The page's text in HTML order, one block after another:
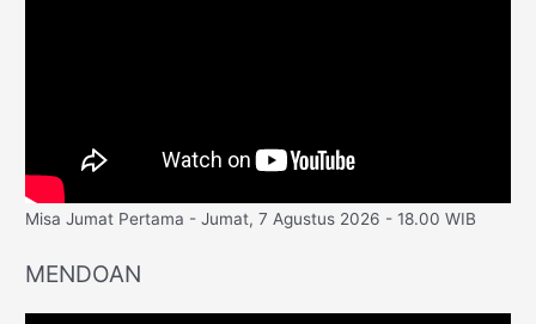
Misa Jumat Pertama - Jumat, 7 Agustus 2026 - 18.00 WIB
MENDOAN